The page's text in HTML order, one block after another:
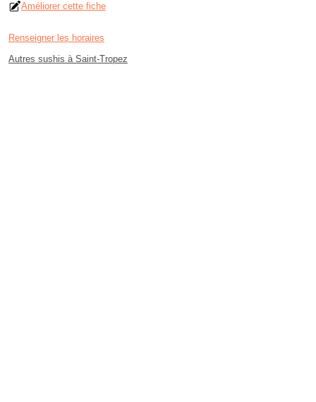
Améliorer cette fiche
Renseigner les horaires
Autres sushis à Saint-Tropez